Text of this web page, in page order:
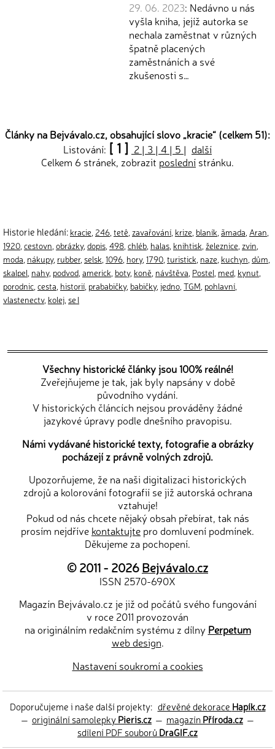
29. 06. 2023: Nedávno u nás
vyšla kniha, jejíž autorka se
nechala zaměstnat v různých
špatně placených
zaměstnáních a své
zkušenosti s…
Články na Bejvávalo.cz, obsahující slovo „kracie“ (celkem 51):
Listování: [ 1 ] 2 | 3 | 4 | 5 | další
Celkem 6 stránek, zobrazit poslední stránku.
Historie hledání: kracie 246 tetê zavařování krize blaník ãmada Aran
1920 cestovn obrázky, dopis 498 chléb halas knihtisk železnice zvin
moda nákupy, rubber, selsk 1096 hory, 1790 turistick naze kuchyn dům
skalpel nahy, podvod americk boty, koně návštěva Postel med kynut
porodnic cesta historií prababičky, babičky, jedno TGM pohlavní
vlastenectv, kolej se l
Všechny historické články jsou 100% reálné!
Zveřejňujeme je tak, jak byly napsány v době
původního vydání.
V historických článcích nejsou prováděny žádné
jazykové úpravy podle dnešního pravopisu.
Námi vydávané historické texty, fotografie a obrázky
pocházejí z právně volných zdrojů.
Upozorňujeme, že na naši digitalizaci historických
zdrojů a kolorování fotografií se již autorská ochrana
vztahuje!
Pokud od nás chcete nějaký obsah přebírat, tak nás
prosím nejdříve kontaktujte pro domluvení podmínek.
Děkujeme za pochopení.
© 2011 - 2026Bejvávalo.cz
ISSN 2570-690X
Magazín Bejvávalo.cz je již od počátů svého fungování
v roce 2011 provozován
na originálním redakčním systému z dílny Perpetum
web design.
Nastavení soukromí a cookies
Doporučujeme i naše další projekty: dřevěné dekorace Hapík.cz
— originální samolepkyPieris.cz — magazínPříroda.cz —
sdílení PDF souborůDraGIF.cz